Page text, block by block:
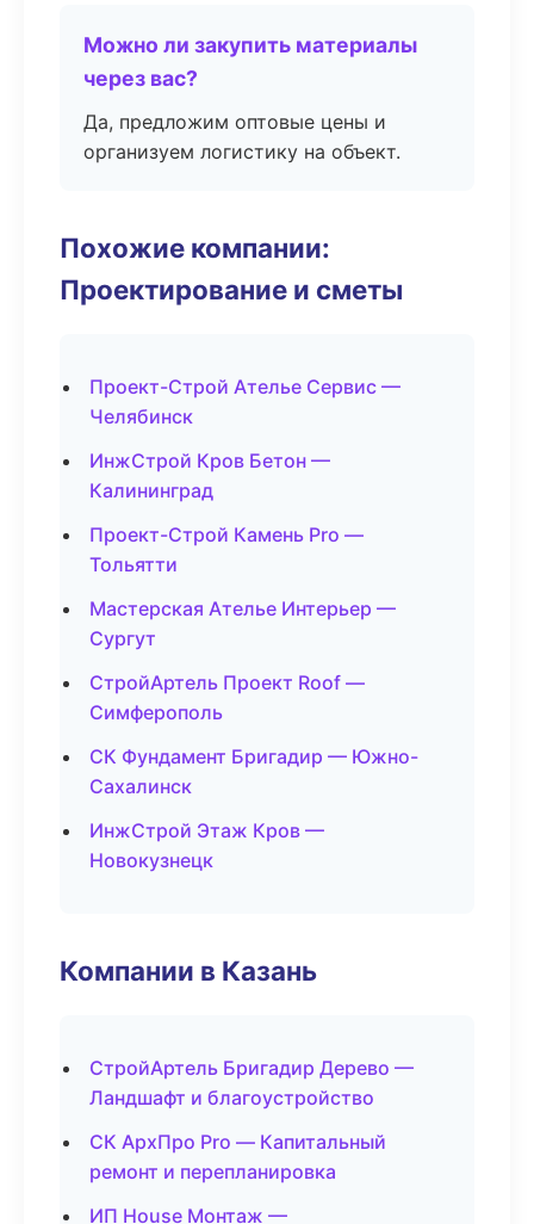
Можно ли закупить материалы
через вас?
Да, предложим оптовые цены и
организуем логистику на объект.
Похожие компании:
Проектирование и сметы
Проект-Строй Ателье Сервис —
Челябинск
ИнжСтрой Кров Бетон —
Калининград
Проект-Строй Камень Pro —
Тольятти
Мастерская Ателье Интерьер —
Сургут
СтройАртель Проект Roof —
Симферополь
СК Фундамент Бригадир — Южно-
Сахалинск
ИнжСтрой Этаж Кров —
Новокузнецк
Компании в Казань
СтройАртель Бригадир Дерево —
Ландшафт и благоустройство
СК АрхПро Pro — Капитальный
ремонт и перепланировка
ИП House Монтаж —